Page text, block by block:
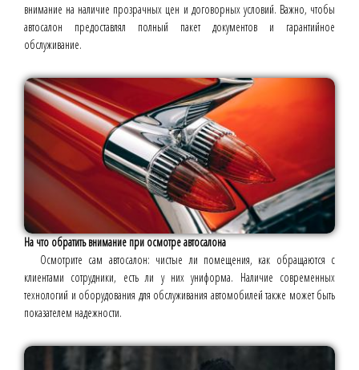
внимание на наличие прозрачных цен и договорных условий. Важно, чтобы
автосалон предоставлял полный пакет документов и гарантийное
обслуживание.
На что обратить внимание при осмотре автосалона
Осмотрите сам автосалон: чистые ли помещения, как обращаются с
клиентами сотрудники, есть ли у них униформа. Наличие современных
технологий и оборудования для обслуживания автомобилей также может быть
показателем надежности.